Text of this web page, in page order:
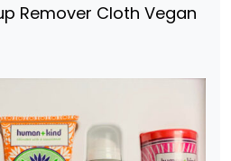
Remover Cloth Vegan